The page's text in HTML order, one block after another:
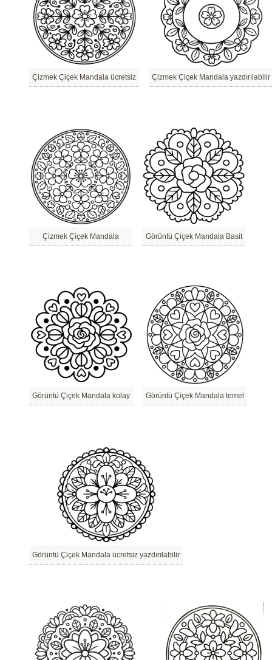
Çizmek Çiçek Mandala ücretsiz Çizmek Çiçek Mandala yazdırılabilir
Çizmek Çiçek Mandala Görüntü Çiçek Mandala Basit
Görüntü Çiçek Mandala kolay Görüntü Çiçek Mandala temel
Görüntü Çiçek Mandala ücretsiz yazdırılabilir